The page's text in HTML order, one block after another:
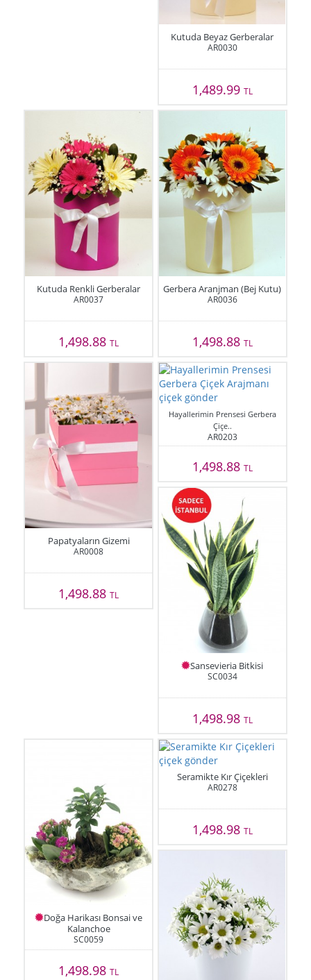
Kutuda Beyaz Gerberalar
AR0030
1,489.99 TL
Kutuda Renkli Gerberalar
AR0037
1,498.88TL
Gerbera Aranjman (Bej Kutu)
AR0036
1,498.88 TL
Papatyaların Gizemi
AR0008
1,498.88TL
Hayallerimin Prensesi Gerbera
Çiçe..
AR0203
1,498.88 TL
Sansevieria Bitkisi
SC0034
1,498.98 TL
Doğa Harikası Bonsai ve
Kalanchoe
SC0059
1,498.98TL
Seramikte Kır Çiçekleri
AR0278
1,498.98 TL